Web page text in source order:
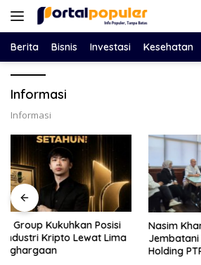
Langsung
Berita Bisnis Investasi Kesehatan
Informasi
Informasi
Nasim Khan Pilih Jalur Dialog,
Jembatani Perselisihan
Holding PTPN dan SPBUN-
Eko
DPRD
Adu